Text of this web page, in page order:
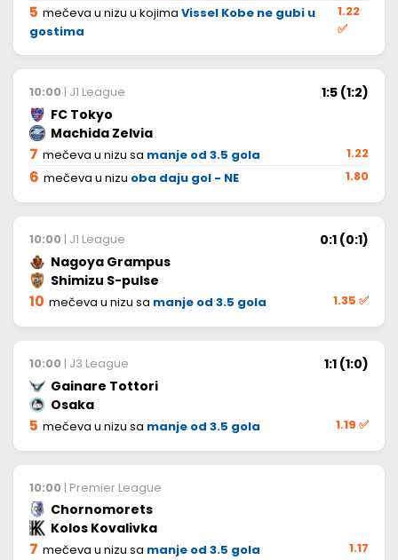
5 mečeva u nizu u kojima Vissel Kobe ne gubi u
gostima
1.22
✅
10:00 | J1 League
1:5 (1:2)
FC Tokyo
Machida Zelvia
7 mečeva u nizu sa manje od 3.5 gola 1.22
6 mečeva u nizu oba daju gol - NE 1.80
10:00 | J1 League
0:1 (0:1)
Nagoya Grampus
Shimizu S-pulse
10 mečeva u nizu sa manje od 3.5 gola 1.35 ✅
10:00 | J3 League
1:1 (1:0)
Gainare Tottori
Osaka
5 mečeva u nizu sa manje od 3.5 gola 1.19 ✅
10:00 | Premier League
Chornomorets
Kolos Kovalivka
7 mečeva u nizu sa manje od 3.5 gola 1.17